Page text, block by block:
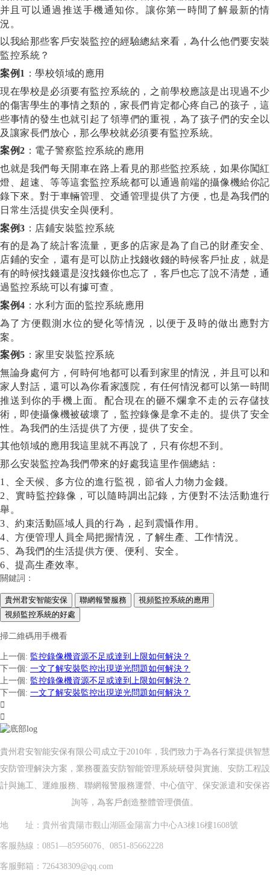
并且可以通過推送手機通知你。讓你第一時間了解最新的情
況。
以我給那些客戶安裝監控的經驗總結來看，為什么他們要安裝
監控系統？
案例 1 ：學校領域的應用
現在學校是必須要有監控系統的，之前學校應該是出現過不少
的傷害學生的事情之類的，家長們肯定都心疼自己的孩子，這
些事情的發生也就引起了領導們的重視，為了孩子們的安全以
及讓家長們放心，那么學校就必須要有監控系統。
案例2 ：電子警察監控系統的應用
也就是我們每天開車在路上看見的那些監控系統，如果你闖紅
燈、超速、等等這套監控系統都可以通過前端的攝像機給你記
錄下來。對于車輛管理、交通管理提供了方便，也是為我們的
日常生活提供安全與便利。
案例3 ：店鋪安裝監控系統
有的是為了統計客流量，更多的店家是為了自己的財產安全、
店鋪的安全，還有是可以防止找錢收錢的時候客戶扯皮，就是
有的時候找錢還是沒找錢你也忘了，客戶也忘了說不清楚，通
過監控系統可以有據可查。
案例4 ：水利方面的監控系統應用
為了方便觀測水位的變化等情況，以便于及時的做出應對方
案。
案例5 ：家里安裝監控系統
無論身處何方，何時何地都可以看到家里的情況，并且可以和
家人對話，還可以為你看家護院，有任何情況都可以第一時間
推送到你的手機上面。配合現在的砸不爛拿不走的云存儲技
術，即使攝像機被破壞了，監控錄像是拿不走的。提供了安全
性。為我們的生活提供了方便，提供了安全。
其他領域的應用我這里就不再說了，只有你想不到。
那么安裝監控為我們帶來的好處我這里作個總結：
1、全天候、多方位的進行監視，節省人力物力金錢。
2、實時監控錄像，可以隨時調出記錄，方便對不法活動進行
舉。
3、約束活動區域人員的行為，起到震懾作用。
4、方便管理人員全局把握情況，了解生產、工作情況。
5、為我們的生活提供方便、便利、安全。
6、提高生產效率。
關鍵詞：
貴州君安智能安保 聯網報警服務
視頻監控系統的應用
視頻監控系統的好處
掃二維碼用手機看
上一個 : 監控錄像機資源不足或達到上限如何解決？
下一個 : 一文了解安裝監控出現逆光問題如何解決？
上一個 : 監控錄像機資源不足或達到上限如何解決？
下一個 : 一文了解安裝監控出現逆光問題如何解決？


貴州君安智能安保有限公司成立于2010年，我們致力于為各行業提供智慧
安防管理解決方案，業務覆蓋安防智能管理系統研發與實施、安防工程設
計與施工、運維服務、聯網報警服務運營、中心值守、保安派遣和安保咨
詢等，為客戶創造整體管理價值。
地 址：貴州省貴陽市觀山湖區金陽富力中心A3棟16樓1608號
客服熱線：0851—85956076、0851-85662228
客服郵箱：726438309@qq.com